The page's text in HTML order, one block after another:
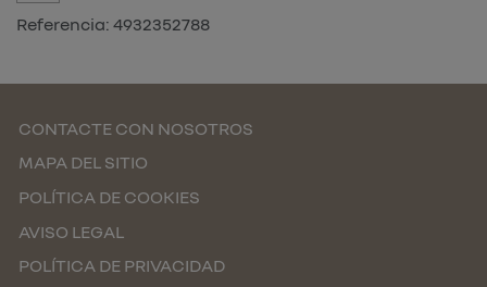
Referencia: 4932352788
CONTACTE CON NOSOTROS
MAPA DEL SITIO
POLÍTICA DE COOKIES
AVISO LEGAL
POLÍTICA DE PRIVACIDAD